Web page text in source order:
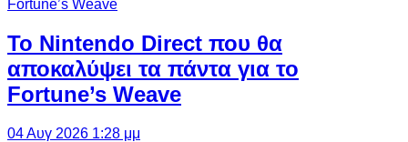
Το Nintendo Direct που θα
αποκαλύψει τα πάντα για το
Fortune’s Weave
04 Αυγ 2026 1:28 μμ